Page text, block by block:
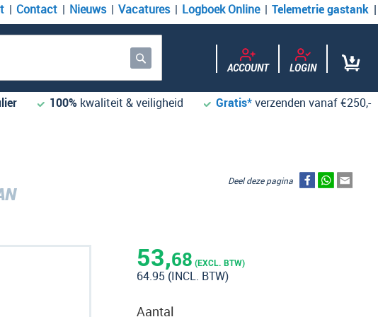
Contact Nieuws Vacatures Logboek Online Telemetrie gastank
Zoek ACCOUNT LOGIN
100% kwaliteit & veiligheid Gratis*verzenden vanaf €250,-
53,68 (EXCL. BTW)
64.95 (INCL. BTW)
Aantal
Deel deze pagina